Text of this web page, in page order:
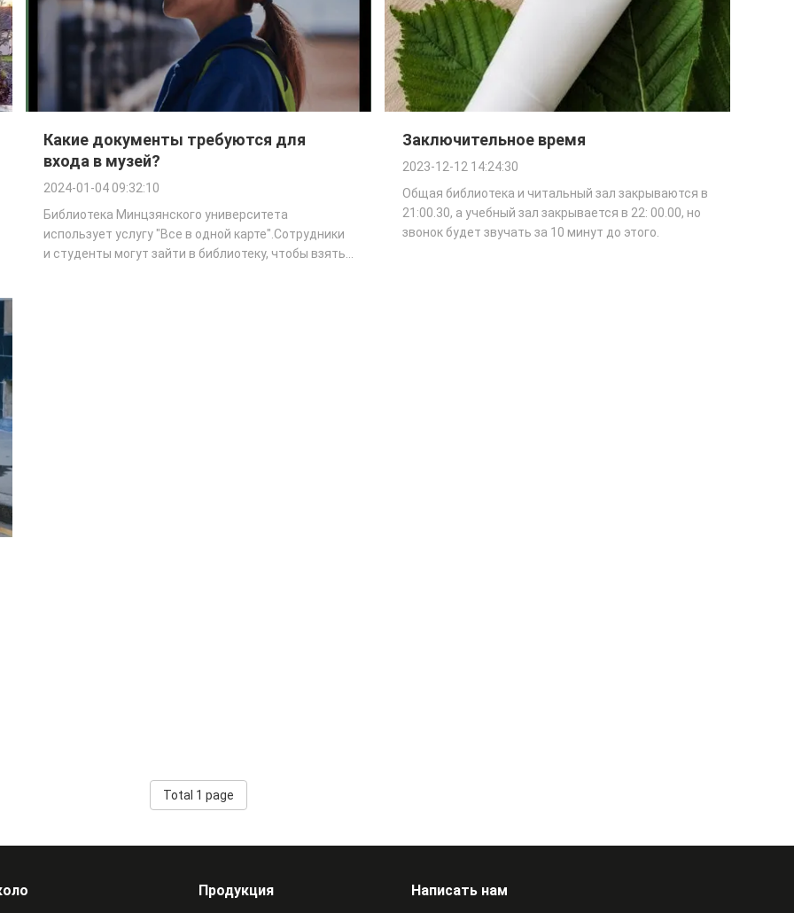
Какие документы требуются для
входа в музей?
2024-01-04 09:32:10
Библиотека Минцзянского университета
использует услугу "Все в одной карте".Сотрудники
и студенты могут зайти в библиотеку, чтобы взять
Заключительное время
2023-12-12 14:24:30
Общая библиотека и читальный зал закрываются в
21:00.30, а учебный зал закрывается в 22: 00.00, но
звонок будет звучать за 10 минут до этого.
Total 1 page
Продукция Написать нам